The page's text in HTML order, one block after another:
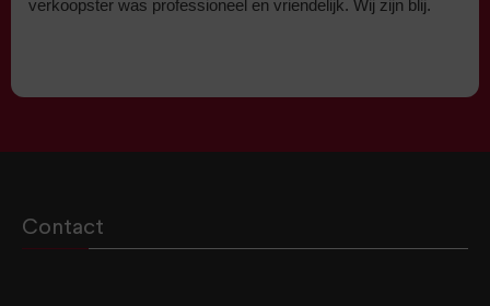
verkoopster was professioneel en vriendelijk. Wij zijn blij.
Contact